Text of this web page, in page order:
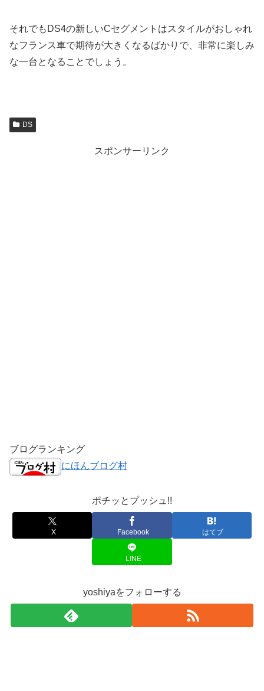
それでもDS4の新しいCセグメントはスタイルがおしゃれ
なフランス車で期待が大きくなるばかりで、非常に楽しみ
な一台となることでしょう。
DS
スポンサーリンク
ブログランキング
にほんブログ村
ポチッとプッシュ!!
X Facebook はてブ
LINE
yoshiyaをフォローする